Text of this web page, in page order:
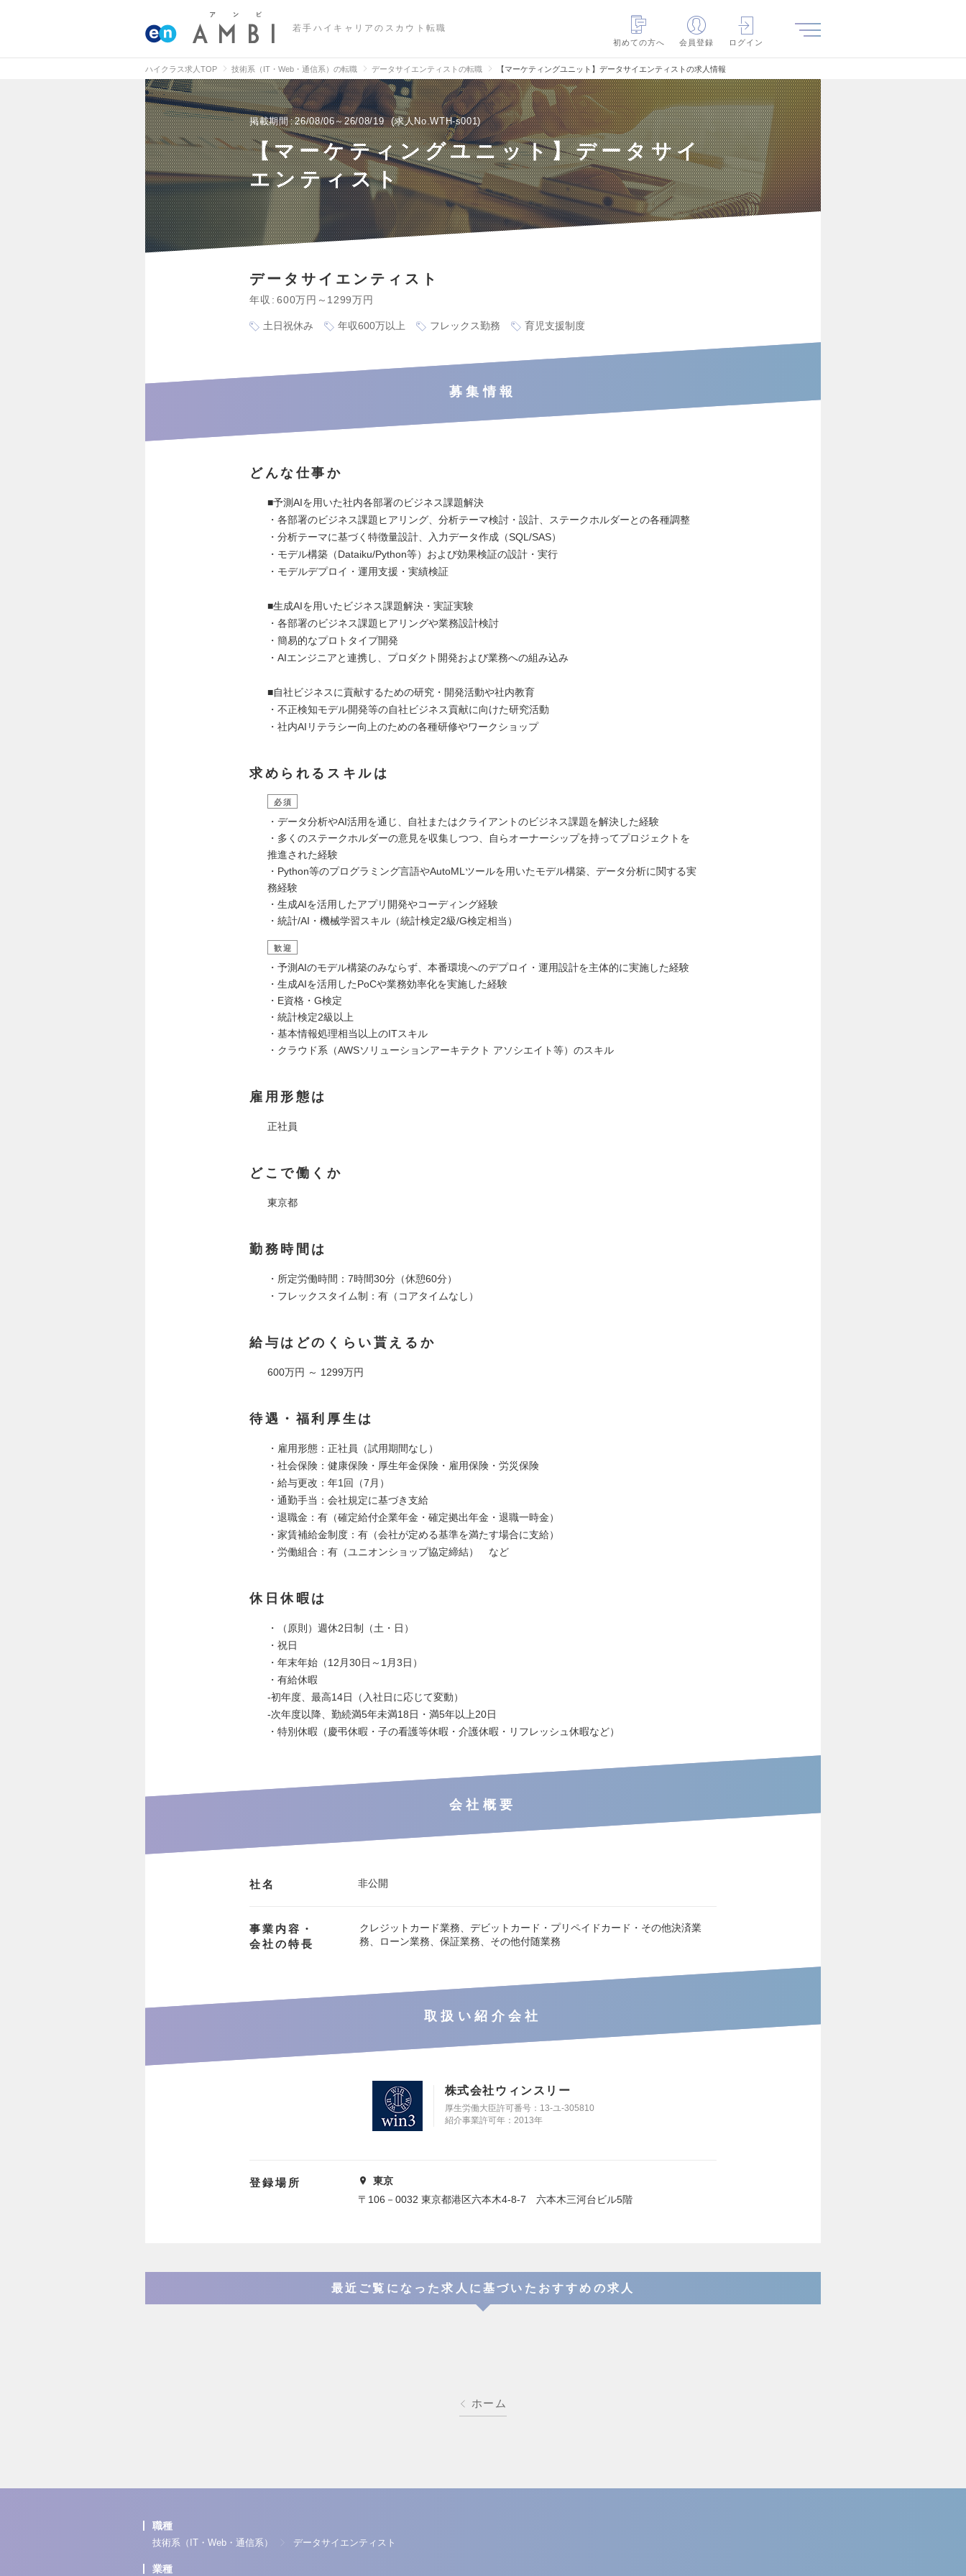
若手ハイキャリアのスカウト転職
初めての方へ
会員登録 ログイン
ハイクラス求人TOP 技術系（IT・Web・通信系）の転職 データサイエンティストの転職 【マーケティングユニット】データサイエンティストの求人情報
掲載期間 26/08/06～26/08/19 求人No.WTH-s001
【マーケティングユニット】データサイ
エンティスト
データサイエンティスト
年収 600万円～1299万円
土日祝休み 年収600万以上 フレックス勤務 育児支援制度
募集情報
どんな仕事か
■予測AIを用いた社内各部署のビジネス課題解決
・各部署のビジネス課題ヒアリング、分析テーマ検討・設計、ステークホルダーとの各種調整
・分析テーマに基づく特徴量設計、入力データ作成（SQL/SAS）
・モデル構築（Dataiku/Python等）および効果検証の設計・実行
・モデルデプロイ・運用支援・実績検証
■生成AIを用いたビジネス課題解決・実証実験
・各部署のビジネス課題ヒアリングや業務設計検討
・簡易的なプロトタイプ開発
・AIエンジニアと連携し、プロダクト開発および業務への組み込み
■自社ビジネスに貢献するための研究・開発活動や社内教育
・不正検知モデル開発等の自社ビジネス貢献に向けた研究活動
・社内AIリテラシー向上のための各種研修やワークショップ
求められるスキルは
必須
・データ分析やAI活用を通じ、自社またはクライアントのビジネス課題を解決した経験
・多くのステークホルダーの意見を収集しつつ、自らオーナーシップを持ってプロジェクトを
推進された経験
・Python等のプログラミング言語やAutoMLツールを用いたモデル構築、データ分析に関する実
務経験
・生成AIを活用したアプリ開発やコーディング経験
・統計/AI・機械学習スキル（統計検定2級/G検定相当）
歓迎
・予測AIのモデル構築のみならず、本番環境へのデプロイ・運用設計を主体的に実施した経験
・生成AIを活用したPoCや業務効率化を実施した経験
・E資格・G検定
・統計検定2級以上
・基本情報処理相当以上のITスキル
・クラウド系（AWSソリューションアーキテクト アソシエイト等）のスキル
雇用形態は
正社員
どこで働くか
東京都
勤務時間は
・所定労働時間：7時間30分（休憩60分）
・フレックスタイム制：有（コアタイムなし）
給与はどのくらい貰えるか
600万円 ～ 1299万円
待遇・福利厚生は
・雇用形態：正社員（試用期間なし）
・社会保険：健康保険・厚生年金保険・雇用保険・労災保険
・給与更改：年1回（7月）
・通勤手当：会社規定に基づき支給
・退職金：有（確定給付企業年金・確定拠出年金・退職一時金）
・家賃補給金制度：有（会社が定める基準を満たす場合に支給）
・労働組合：有（ユニオンショップ協定締結） など
休日休暇は
・（原則）週休2日制（土・日）
・祝日
・年末年始（12月30日～1月3日）
・有給休暇
-初年度、最高14日（入社日に応じて変動）
-次年度以降、勤続満5年未満18日・満5年以上20日
・特別休暇（慶弔休暇・子の看護等休暇・介護休暇・リフレッシュ休暇など）
会社概要
社名 非公開
事業内容・
会社の特長
クレジットカード業務、デビットカード・プリペイドカード・その他決済業
務、ローン業務、保証業務、その他付随業務
取扱い紹介会社
株式会社ウィンスリー
厚生労働大臣許可番号：13-ユ-305810
紹介事業許可年：2013年
登録場所
東京
〒106－0032 東京都港区六本木4-8-7 六本木三河台ビル5階
最近ご覧になった求人に基づいたおすすめの求人
ホーム
職種
技術系（IT・Web・通信系） データサイエンティスト
業種